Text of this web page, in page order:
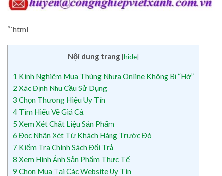
“`html
Nội dung trang[hide]
1 Kinh Nghiệm Mua Thùng Nhựa Online Không Bị “Hớ”
2 Xác Định Nhu Cầu Sử Dụng
3 Chọn Thương Hiệu Uy Tín
4 Tìm Hiểu Về Giá Cả
5 Xem Xét Chất Liệu Sản Phẩm
6 Đọc Nhận Xét Từ Khách Hàng Trước Đó
7 Kiểm Tra Chính Sách Đổi Trả
8 Xem Hình Ảnh Sản Phẩm Thực Tế
9 Chọn Mua Tại Các Website Uy Tín